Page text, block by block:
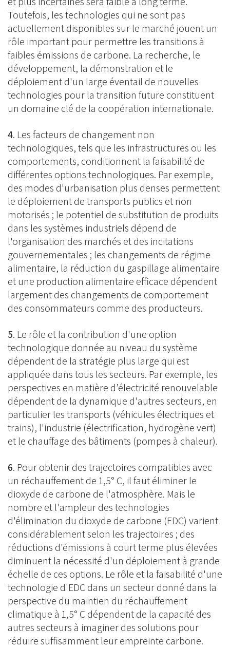
Toutefois, les technologies qui ne sont pas
actuellement disponibles sur le marché jouent un
rôle important pour permettre les transitions à
faibles émissions de carbone. La recherche, le
développement, la démonstration et le
déploiement d'un large éventail de nouvelles
technologies pour la transition future constituent
un domaine clé de la coopération internationale.
4. Les facteurs de changement non
technologiques, tels que les infrastructures ou les
comportements, conditionnent la faisabilité de
différentes options technologiques. Par exemple,
des modes d'urbanisation plus denses permettent
le déploiement de transports publics et non
motorisés ; le potentiel de substitution de produits
dans les systèmes industriels dépend de
l'organisation des marchés et des incitations
gouvernementales ; les changements de régime
alimentaire, la réduction du gaspillage alimentaire
et une production alimentaire efficace dépendent
largement des changements de comportement
des consommateurs comme des producteurs.
5. Le rôle et la contribution d'une option
technologique donnée au niveau du système
dépendent de la stratégie plus large qui est
appliquée dans tous les secteurs. Par exemple, les
perspectives en matière d’électricité renouvelable
dépendent de la dynamique d'autres secteurs, en
particulier les transports (véhicules électriques et
trains), l'industrie (électrification, hydrogène vert)
et le chauffage des bâtiments (pompes à chaleur).
6. Pour obtenir des trajectoires compatibles avec
un réchauffement de 1,5° C, il faut éliminer le
dioxyde de carbone de l'atmosphère. Mais le
nombre et l'ampleur des technologies
d'élimination du dioxyde de carbone (EDC) varient
considérablement selon les trajectoires ; des
réductions d'émissions à court terme plus élevées
diminuent la nécessité d'un déploiement à grande
échelle de ces options. Le rôle et la faisabilité d'une
technologie d'EDC dans un secteur donné dans la
perspective du maintien du réchauffement
climatique à 1,5° C dépendent de la capacité des
autres secteurs à imaginer des solutions pour
réduire suffisamment leur empreinte carbone.